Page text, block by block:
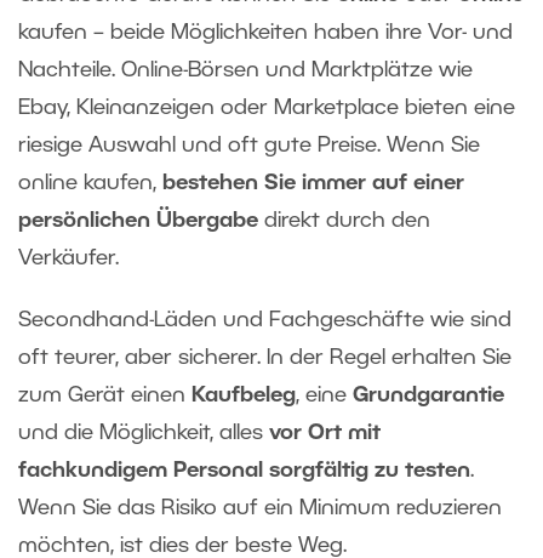
kaufen – beide Möglichkeiten haben ihre Vor- und
Nachteile. Online-Börsen und Marktplätze wie
Ebay, Kleinanzeigen oder Marketplace bieten eine
riesige Auswahl und oft gute Preise. Wenn Sie
online kaufen, bestehen Sie immer auf einer
persönlichen Übergabe direkt durch den
Verkäufer.
Secondhand-Läden und Fachgeschäfte wie sind
oft teurer, aber sicherer. In der Regel erhalten Sie
zum Gerät einen Kaufbeleg, eine Grundgarantie
und die Möglichkeit, alles vor Ort mit
fachkundigem Personal sorgfältig zu testen.
Wenn Sie das Risiko auf ein Minimum reduzieren
möchten, ist dies der beste Weg.